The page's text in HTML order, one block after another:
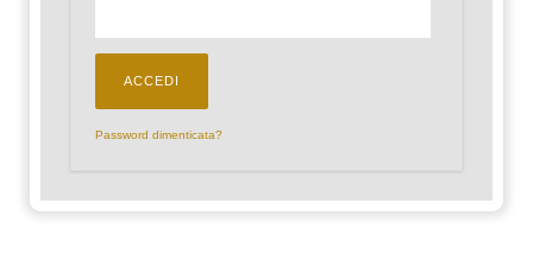
Password dimenticata?